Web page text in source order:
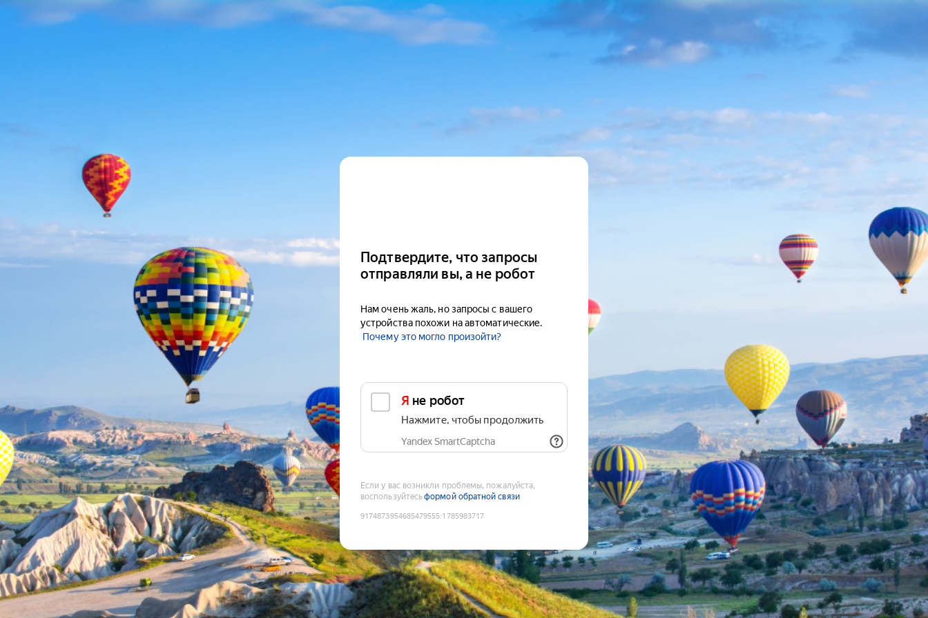
Подтвердите, что запросы
отправляли вы, а не робот
Нам очень жаль, но запросы с вашего
устройства похожи на автоматические.
Почему это могло произойти?
Я не робот
Нажмите, чтобы продолжить
Yandex SmartCaptcha
Если у вас возникли проблемы, пожалуйста,
воспользуйтесьформой обратной связи
9174873954685479555:1785983717